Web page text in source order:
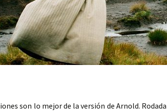
son lo mejor de la versión de Arnold.